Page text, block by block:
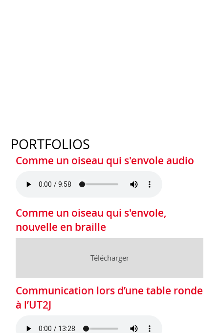
PORTFOLIOS
Comme un oiseau qui s'envole audio
Comme un oiseau qui s'envole,
nouvelle en braille
Télécharger
Communication lors d’une table ronde
à l’UT2J